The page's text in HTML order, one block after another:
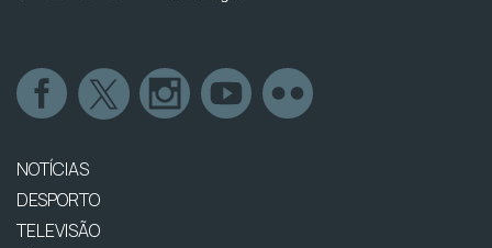
NOTÍCIAS
DESPORTO
TELEVISÃO